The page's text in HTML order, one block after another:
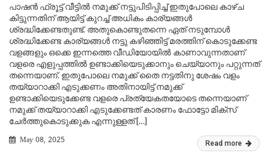
പാഷൻ ഫ്രൂട്ട് വീട്ടിൽ നമുക്ക് നട്ടുപിടിപ്പിച്ച് ഇതുപോലെ കാഴ്ച
കിട്ടുന്നതിന് ആയിട്ട് കുറച്ച് അധികം കാര്യങ്ങൾ
ശ്രദ്ധിക്കേണ്ടതുണ്ട്. അതുകൊണ്ടുതന്നെ ഏത് നടുമ്പോൾ
ശ്രദ്ധിക്കേണ്ട കാര്യങ്ങൾ നട്ടു കഴിഞ്ഞിട്ട് മരത്തിന് കൊടുക്കേണ്ട
വളങ്ങളും ഒക്കെ ഇന്നത്തെ വീഡിയോയിൽ കാണാവുന്നതാണ്
വളരെ എളുപ്പത്തിൽ ഉണ്ടാക്കിയെടുക്കാനും ചെയ്യാനും പറ്റുന്നത്
തന്നെയാണ്. ഇതുപോലെ നമുക്ക് തൈ നട്ടതിനു ശേഷം വളം
തയ്യാറാക്കി എടുക്കണം അതിനായിട്ട് നമുക്ക്
ഉണ്ടാക്കിയെടുക്കേണ്ട വളരെ പ്രത്യേകതയോടെ തന്നെയാണ്
നമുക്ക് തയ്യാറാക്കി എടുക്കേണ്ടത് കാരണം ഫോട്ടോ മിക്സ്
ചേർത്തുകൊടുക്കുക എന്നുള്ളത് […]
May 08, 2025 Read more